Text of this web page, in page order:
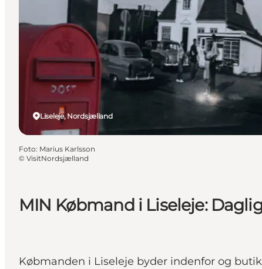
MIN Købmand i Liseleje:
Købmanden i Liseleje byder indenfor og
Liseleje, Nordsjælland
Foto: Marius Karlsson
© VisitNordsjælland